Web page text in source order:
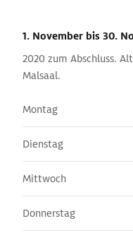
1. November bis 30.
2020 zum Abschluss.
Malsaal.
Montag
Dienstag
Mittwoch
Donnerstag